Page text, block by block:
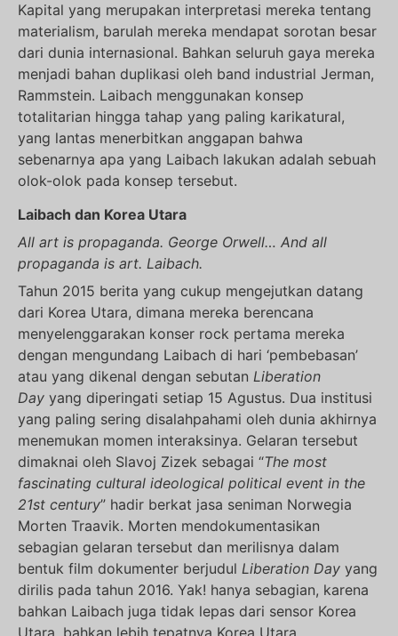
Kapital yang merupakan interpretasi mereka tentang
materialism, barulah mereka mendapat sorotan besar
dari dunia internasional. Bahkan seluruh gaya mereka
menjadi bahan duplikasi oleh band industrial Jerman,
Rammstein. Laibach menggunakan konsep
totalitarian hingga tahap yang paling karikatural,
yang lantas menerbitkan anggapan bahwa
sebenarnya apa yang Laibach lakukan adalah sebuah
olok-olok pada konsep tersebut.
Laibach dan Korea Utara
All art is propaganda. George Orwell… And all
propaganda is art. Laibach.
Tahun 2015 berita yang cukup mengejutkan datang
dari Korea Utara, dimana mereka berencana
menyelenggarakan konser rock pertama mereka
dengan mengundang Laibach di hari ‘pembebasan’
atau yang dikenal dengan sebutan Liberation
Day yang diperingati setiap 15 Agustus. Dua institusi
yang paling sering disalahpahami oleh dunia akhirnya
menemukan momen interaksinya. Gelaran tersebut
dimaknai oleh Slavoj Zizek sebagai “The most
fascinating cultural ideological political event in the
21st century” hadir berkat jasa seniman Norwegia
Morten Traavik. Morten mendokumentasikan
sebagian gelaran tersebut dan merilisnya dalam
bentuk film dokumenter berjudul Liberation Day yang
dirilis pada tahun 2016. Yak! hanya sebagian, karena
bahkan Laibach juga tidak lepas dari sensor Korea
Utara, bahkan lebih tepatnya Korea Utara